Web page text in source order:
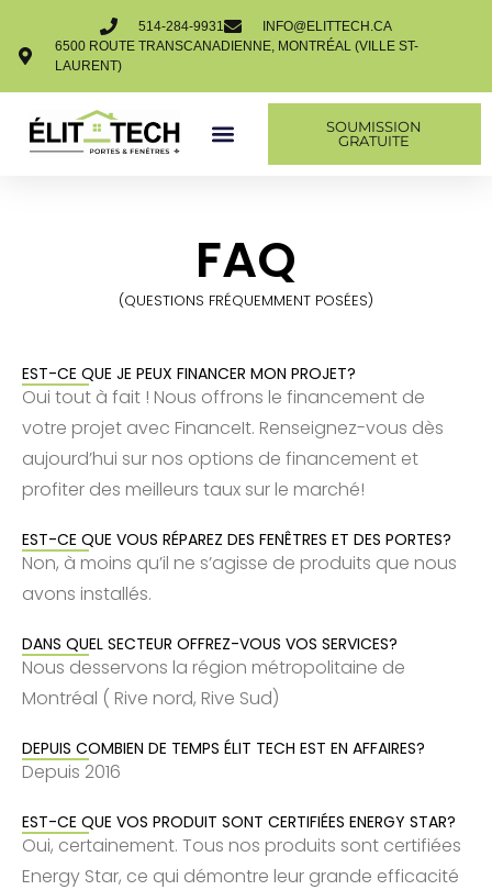
514-284-9931
INFO@ELITTECH.CA
6500 ROUTE TRANSCANADIENNE, MONTRÉAL (VILLE ST-
LAURENT)
SOUMISSION
GRATUITE
FAQ
(QUESTIONS FRÉQUEMMENT POSÉES)
EST-CE QUE JE PEUX FINANCER MON PROJET?
Oui tout à fait ! Nous offrons le financement de
votre projet avec FinanceIt. Renseignez-vous dès
aujourd’hui sur nos options de financement et
profiter des meilleurs taux sur le marché!
EST-CE QUE VOUS RÉPAREZ DES FENÊTRES ET DES PORTES?
Non, à moins qu’il ne s’agisse de produits que nous
avons installés.
DANS QUEL SECTEUR OFFREZ-VOUS VOS SERVICES?
Nous desservons la région métropolitaine de
Montréal ( Rive nord, Rive Sud)
DEPUIS COMBIEN DE TEMPS ÉLIT TECH EST EN AFFAIRES?
Depuis 2016
EST-CE QUE VOS PRODUIT SONT CERTIFIÉES ENERGY STAR?
Oui, certainement. Tous nos produits sont certifiées
Energy Star, ce qui démontre leur grande efficacité